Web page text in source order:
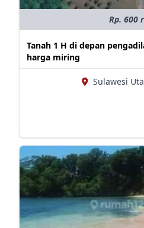
Rp. 600
Tanah 1 H di depan
harga miring
Sulawesi